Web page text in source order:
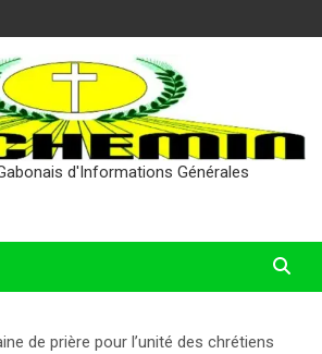
d'Informations Générales
de prière pour l’unité des chrétiens